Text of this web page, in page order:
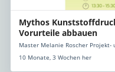
Mythos
Vorurteile abbauen
Master Melanie Roscher
10 Monate, 3 Wochen her